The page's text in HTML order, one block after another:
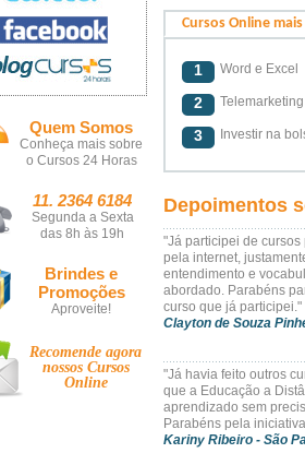
Quem Somos
Conheça mais sobre
o Cursos 24 Horas
11. 2364 6184
Segunda a Sexta
das 8h às 19h
Brindes e
Promoções
Aproveite!
Recomende agora
nossos Cursos
Online
Cursos Online
1 Word e Excel
2 Telemarketing
3 Investir na
Depoimentos
"Já participei de
pela internet,
entendimento e
abordado. Parabéns
curso que já participei."
Clayton de Souza
"Já havia feito outros
que a Educação a
aprendizado sem
Parabéns pela
Kariny Ribeiro - São